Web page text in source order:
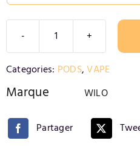
quantité
de
TARTE
CITRON
Categories: PODS,VAPE
Marque WILO
Partager